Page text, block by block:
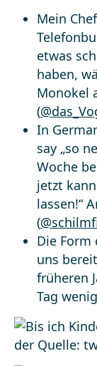
Mein
etwas
haben,
Monokel
(
In
say „so
Woche
jetzt
lassen!“
(
Die Form
uns
früheren
Tag